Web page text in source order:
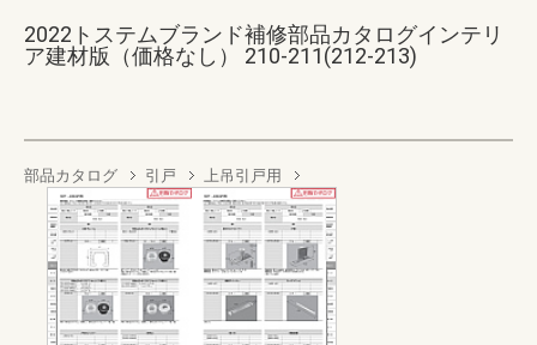
2022トステムブランド補修部品カタログインテリ
ア建材版（価格なし） 210-211(212-213)
部品カタログ 引戸 上吊引戸用